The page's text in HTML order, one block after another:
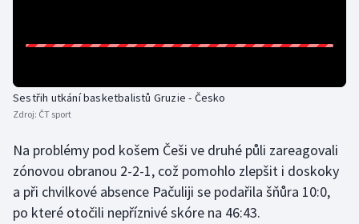
Ragby
Rychlostní kanoistika
Short track
Sportovní střelba
Sestřih utkání basketbalistů Gruzie - Česko
Zdroj: ČT sport
Na problémy pod košem Češi ve druhé půli zareagovali
zónovou obranou 2-2-1, což pomohlo zlepšit i doskoky
a při chvilkové absence Pačuliji se podařila šňůra 10:0,
po které otočili nepříznivé skóre na 46:43.